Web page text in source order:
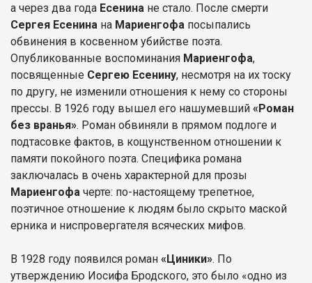
а через два года Есенина не стало. После смерти
Сергея Есенина на Мариенгофа посыпались
обвинения в косвенном убийстве поэта.
Опубликованные воспоминания Мариенгофа,
посвященные Сергею Есенину, несмотря на их тоску
по другу, не изменили отношения к нему со стороны
прессы. В 1926 году вышел его нашумевший «Роман
без вранья». Роман обвиняли в прямом подлоге и
подтасовке фактов, в кощунственном отношении к
памяти покойного поэта. Специфика романа
заключалась в очень характерной для прозы
Мариенгофа черте: по-настоящему трепетное,
поэтичное отношение к людям было скрыто маской
ерника и ниспровергателя всяческих мифов.
В 1928 году появился роман «Циники». По
утверждению Иосифа Бродского, это было «одно из